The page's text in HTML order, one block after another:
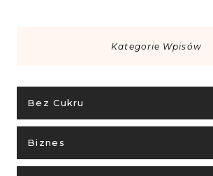
Kategorie Wpisów
Bez Cukru
Biznes